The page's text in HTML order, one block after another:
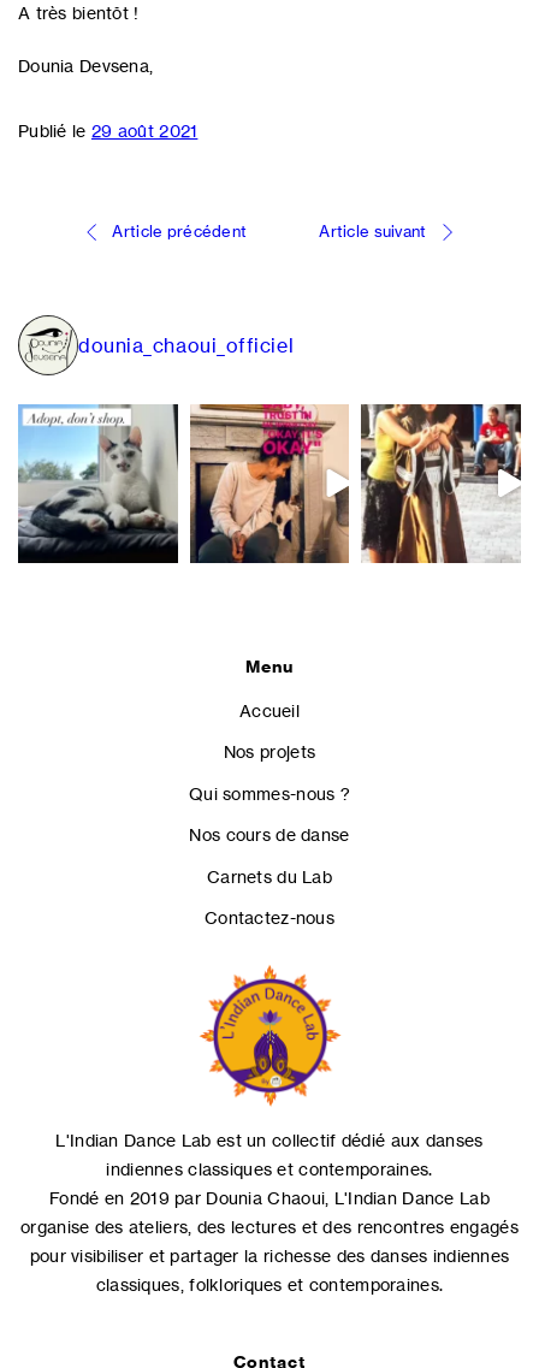
A très bientôt !
Dounia Devsena,
Publié le 29 août 2021
Navigation
l’article
Article précédent Article suivant
dounia_chaoui_officiel
Menu
Accueil
Nos projets
Qui sommes-nous ?
Nos cours de danse
Carnets du Lab
Contactez-nous
L'Indian Dance Lab est un collectif dédié aux danses
indiennes classiques et contemporaines.
Fondé en 2019 par Dounia Chaoui, L'Indian Dance Lab
organise des ateliers, des lectures et des rencontres engagés
pour visibiliser et partager la richesse des danses indiennes
classiques, folkloriques et contemporaines.
Contact